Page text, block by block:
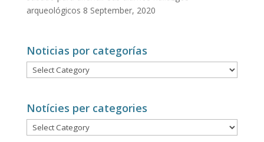
arqueológicos 8 September, 2020
Noticias por categorías
Noticias
por
Notícies per categories
Notícies
per